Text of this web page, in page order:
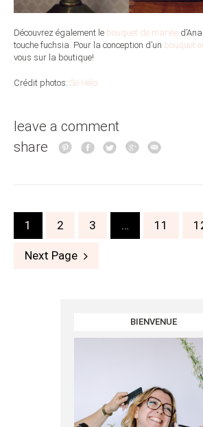
Découvrez également le bouquet de mariée
touche fuchsia. Pour la conception d’un bouquet
vous sur la boutique!
Crédit photos: So Hélo
leave a comment
share
Posts
navigation
1 2 3 … 11
Next Page
BIENVENUE